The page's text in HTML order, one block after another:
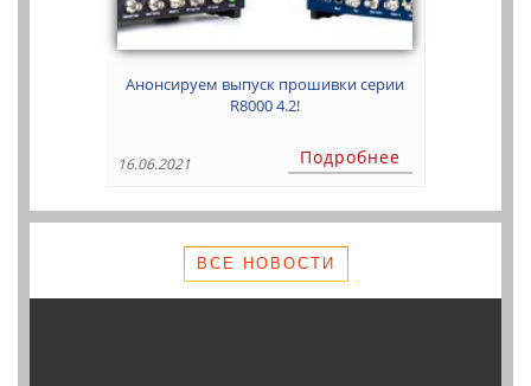
Анонсируем выпуск прошивки серии
R8000 4.2!
16.06.2021 Подробнее
ВСЕ НОВОСТИ